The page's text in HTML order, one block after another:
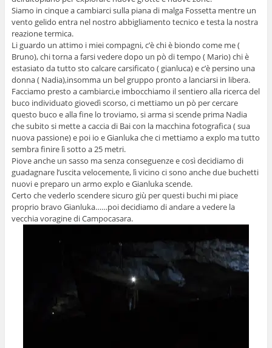
Siamo in cinque a cambiarci sulla piana di malga Fossetta mentre un
vento gelido entra nel nostro abbigliamento tecnico e testa la nostra
reazione termica.
Li guardo un attimo i miei compagni, c’è chi è biondo come me (
Bruno), chi torna a farsi vedere dopo un pò di tempo ( Mario) chi è
estasiato da tutto sto calcare carsificato ( gianluca) e c’è persino una
donna ( Nadia),insomma un bel gruppo pronto a lanciarsi in libera.
Facciamo presto a cambiarci,e imbocchiamo il sentiero alla ricerca del
buco individuato giovedì scorso, ci mettiamo un pò per cercare
questo buco e alla fine lo troviamo, si arma si scende prima Nadia
che subito si mette a caccia di Bai con la macchina fotografica ( sua
nuova passione) e poi io e Gianluka che ci mettiamo a explo ma tutto
sembra finire lì sotto a 25 metri.
Piove anche un sasso ma senza conseguenze e così decidiamo di
guadagnare l’uscita velocemente, lì vicino ci sono anche due buchetti
nuovi e preparo un armo explo e Gianluka scende.
Certo che vederlo scendere sicuro giù per questi buchi mi piace
proprio bravo Gianluka……poi decidiamo di andare a vedere la
vecchia voragine di Campocasara.